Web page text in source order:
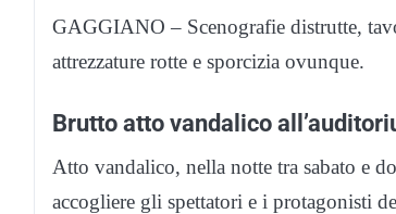
GAGGIANO – Scenografie distrutte,
attrezzature rotte e sporcizia ovunque.
Brutto atto vandalico
Atto vandalico, nella notte tra sabato e
accogliere gli spettatori e i protagonisti